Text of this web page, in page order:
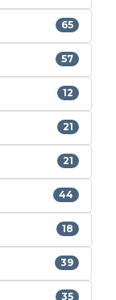
65
57
12
21
21
44
18
39
35